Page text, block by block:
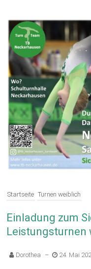
Startseite Turnen weiblich
Einladung zum
Leistungsturnen
Dorothea – 24. Mai